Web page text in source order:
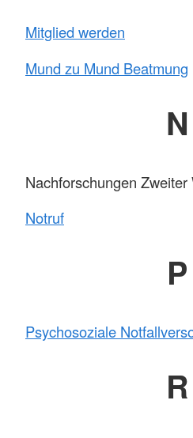
Mitglied werden
Mund zu Mund Beatmung
N
Nachforschungen Zweiter
Notruf
P
Psychosoziale
R